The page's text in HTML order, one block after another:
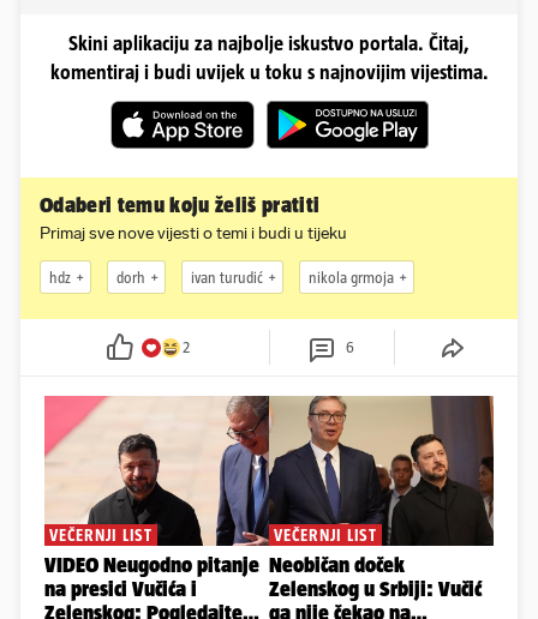
Skini aplikaciju za najbolje iskustvo portala. Čitaj,
komentiraj i budi uvijek u toku s najnovijim vijestima.
Odaberi temu koju želiš pratiti
Primaj sve nove vijesti o temi i budi u tijeku
hdz dorh ivan turudić nikola grmoja
2 6